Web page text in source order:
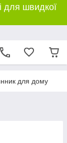
для швидкої
для дому